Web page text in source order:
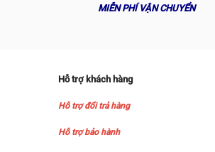
MIỄN PHÍ VẬN CHUYỂN
Hỗ trợ khách hàng
Hỗ trợ đổi trả hàng
Hỗ trợ bảo hành